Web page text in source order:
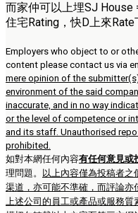
而家仲可以上埋SJ House
住宅Rating，快D上來Rate
Employers who object to or
content please contact us via
mere opinion of the
environment of the said
inaccurate, and in no way
or the level of competence or
and its staff. Unauthorised
prohibited.
如對本網任何內容有任何意見或
理問題。
以上內容僅為投稿者
渠道，亦可能不準確，而評論
上述公司的員工或產品或服務